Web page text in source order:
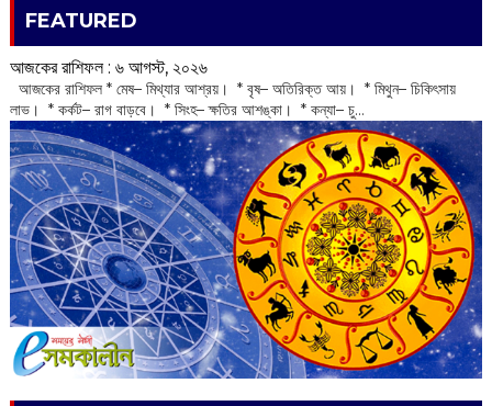
FEATURED
আজকের রাশিফল :‌ ‌‌৬ আগস্ট, ২০২৬
‌ আজকের রাশিফল * মেষ– মিথ্যার আশ্রয়। * বৃষ– অতিরিক্ত আয়। * মিথুন– চিকিৎসায়
লাভ। * কর্কট– রাগ বাড়বে। * সিংহ– ক্ষতির আশঙ্কা। * কন্যা– চু...